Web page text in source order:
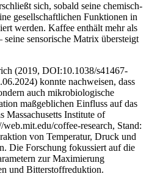
sich, sobald seine chemisch-
gesellschaftlichen Funktionen in
werden. Kaffee enthält mehr als
sensorische Matrix übersteigt
(2019, DOI:10.1038/s41467-
konnte nachweisen, dass
auch mikrobiologische
maßgeblichen Einfluss auf das
Massachusetts Institute of
coffee-research, Stand:
von Temperatur, Druck und
Die Forschung fokussiert auf die
zur Maximierung
und Bitterstoffreduktion.